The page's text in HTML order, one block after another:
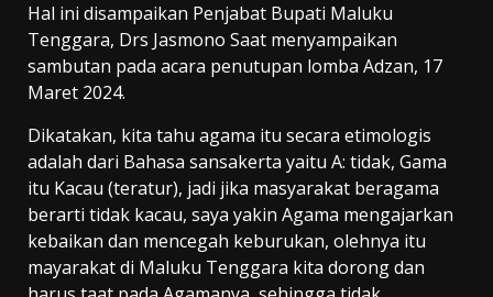
Hal ini disampaikan Penjabat Bupati Maluku
Tenggara, Drs Jasmono Saat menyampaikan
sambutan pada acara penutupan lomba Adzan, 17
Maret 2024.
Dikatakan, kita tahu agama itu secara etimologis
adalah dari Bahasa sansakerta yaitu A: tidak, Gama
itu Kacau (teratur), jadi jika masyarakat beragama
berarti tidak kacau, saya yakin Agama mengajarkan
kebaikan dan mencegah keburukan, olehnya itu
mayarakat di Maluku Tenggara kita dorong dan